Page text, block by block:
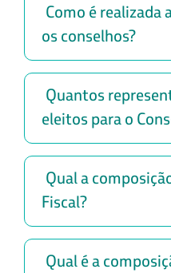
Como é realizada
os conselhos?
Quantos
eleitos para o
Qual a
Fiscal?
Qual é a